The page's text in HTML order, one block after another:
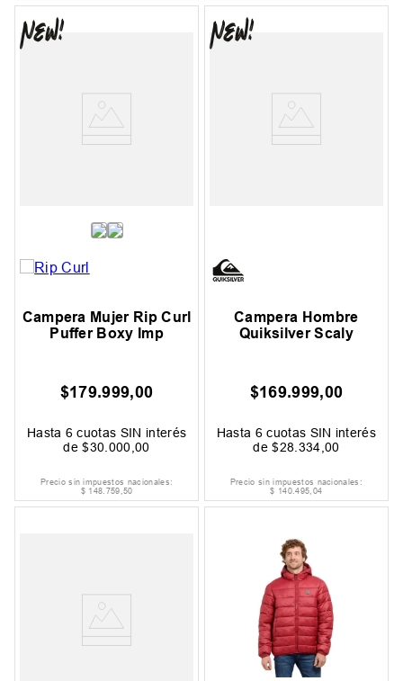
Campera Mujer Rip Curl
Puffer Boxy Imp
$179.999,00
Hasta 6 cuotas SIN interés
de$30 000 ,00
Precio sin impuestos nacionales:
$ 148.759,50
Campera Hombre
Quiksilver Scaly
$169.999,00
Hasta 6 cuotas SIN interés
de$28 334 00
Precio sin impuestos nacionales:
$ 140.495,04